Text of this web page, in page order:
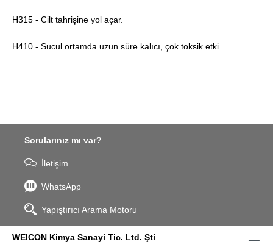
H315 - Cilt tahrişine yol açar.
H410 - Sucul ortamda uzun süre kalıcı, çok toksik etki.
Sorularınız mı var?
İletişim
WhatsApp
Yapıştırıcı Arama Motoru
WEICON Kimya Sanayi Tic. Ltd. Şti